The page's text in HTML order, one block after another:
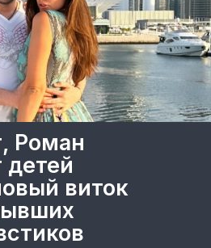
Роман
детей
виток